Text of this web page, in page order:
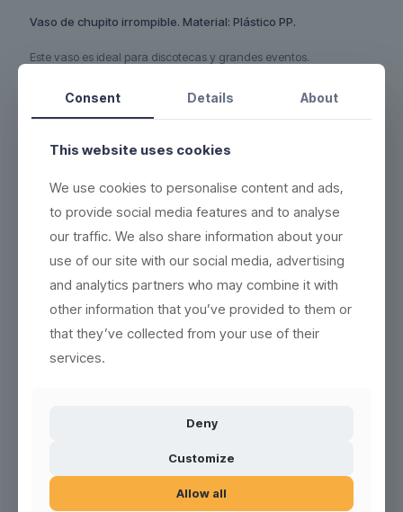
Vaso de chupito irrompible. Material: Plástico PP.
Este vaso es ideal para discotecas y grandes eventos.
Después de muchos años de uso, estos vasos no deben
reciclables y ecológicos. Sin residuos.
veces.
REUTILIZAR – 100% reutilizable y reciclable Lea más aquí
FÁCIL LIMPIEZA – se lava de la misma manera que los
productos convencionales(ver instrucciones de lavado)
ALTAS PROPIEDADES DE AISLAMIENTO – resistente al calor
atau al frío, y se puede congelar en 5 minutos
Consent Details About
This website uses cookies
We use cookies to personalise content and ads,
to provide social media features and to analyse
our traffic. We also share information about your
use of our site with our social media, advertising
and analytics partners who may combine it with
other information that you’ve provided to them or
that they’ve collected from your use of their
services.
Deny
Customize
Allow all